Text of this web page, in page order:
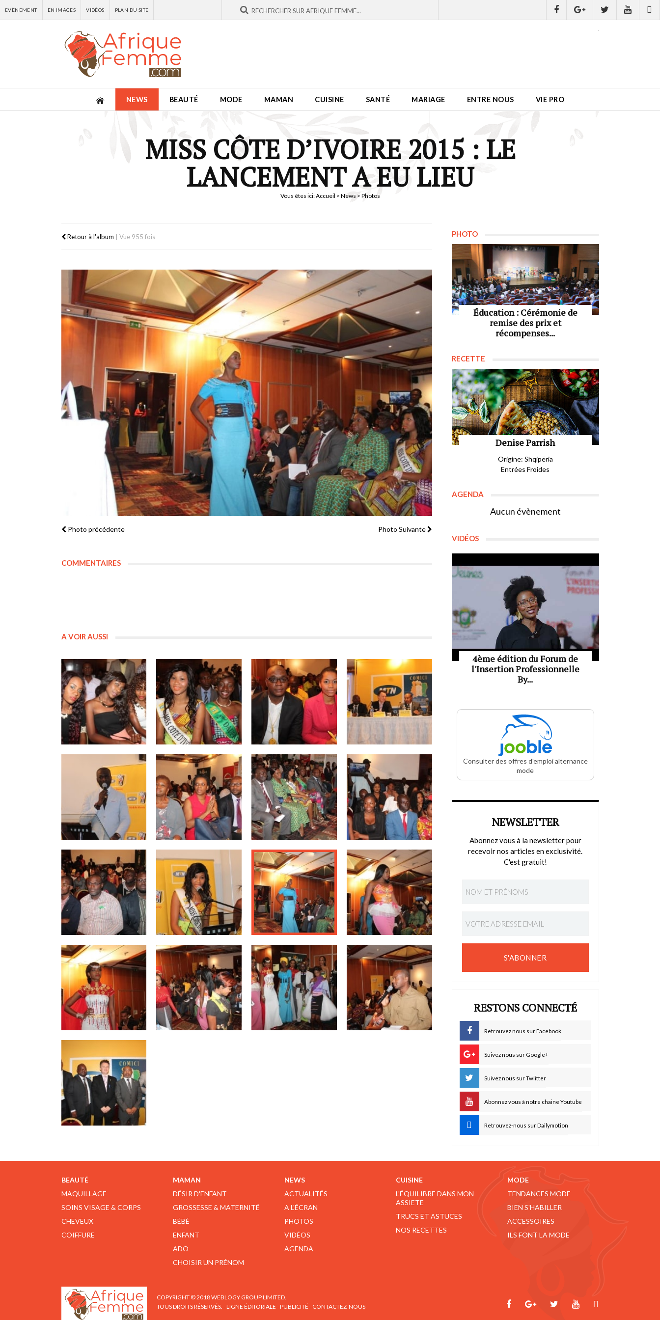
EVÈNEMENT EN IMAGES VIDÉOS PLAN DU SITE
NEWS BEAUTÉ MODE MAMAN CUISINE SANTÉ MARIAGE ENTRE NOUS VIE PRO
MISS CÔTE D’IVOIRE 2015 : LE
LANCEMENT A EU LIEU
Vous êtes ici:Accueil > News > Photos
Retour à l'album Vue 955 fois
Photo précédente Photo Suivante
COMMENTAIRES
A VOIR AUSSI
PHOTO
Éducation : Cérémonie de
remise des prix et
récompenses...
RECETTE
Denise Parrish
Origine: Shqipëria
Entrées Froides
AGENDA
Aucun évènement
VIDÉOS
4ème édition du Forum de
l'Insertion Professionnelle
By...
Consulter des offres d'emploi alternance
mode
NEWSLETTER
Abonnez vous à la newsletter pour
recevoir nos articles en exclusivité.
C'est gratuit!
S'ABONNER
RESTONS CONNECTÉ
Retrouvez nous sur Facebook
Suivez nous sur Google+
Suivez nous sur Twiitter
Abonnez vous à notre chaine Youtube
Retrouvez-nous sur Dailymotion
BEAUTÉ
MAQUILLAGE
SOINS VISAGE & CORPS
CHEVEUX
COIFFURE
MAMAN
DÉSIR D'ENFANT
GROSSESSE & MATERNITÉ
BÉBÉ
ENFANT
ADO
CHOISIR UN PRÉNOM
NEWS
ACTUALITÉS
A L'ÉCRAN
PHOTOS
VIDÉOS
AGENDA
CUISINE
L'ÉQUILIBRE DANS MON
ASSIETE
TRUCS ET ASTUCES
NOS RECETTES
MODE
TENDANCES MODE
BIEN S'HABILLER
ACCESSOIRES
ILS FONT LA MODE
COPYRIGHT © 2018 WEBLOGY GROUP LIMITED.
TOUS DROITS RÉSERVÉS. -LIGNE ÉDITORIALE -PUBLICITÉ - CONTACTEZ-NOUS